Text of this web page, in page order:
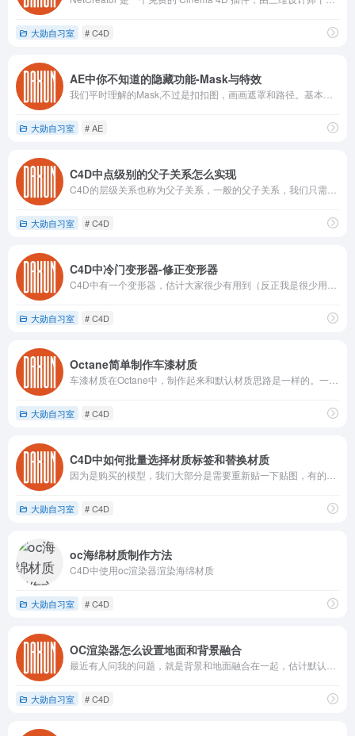
大勋自习室 # C4D
AE中你不知道的隐藏功能-Mask与特效
大勋自习室 # AE
C4D中点级别的父子关系怎么实现
大勋自习室 # C4D
C4D中冷门变形器-修正变形器
大勋自习室 # C4D
Octane简单制作车漆材质
大勋自习室 # C4D
C4D中如何批量选择材质标签和替换材质
大勋自习室 # C4D
oc海绵材质制作方法
C4D中使用oc渲染器渲染海绵材质
大勋自习室 # C4D
OC渲染器怎么设置地面和背景融合
大勋自习室 # C4D